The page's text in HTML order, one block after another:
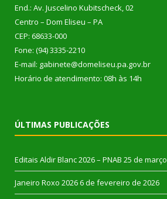
End.: Av. Juscelino Kubitscheck, 02
Centro – Dom Eliseu – PA
CEP: 68633-000
Fone: (94) 3335-2210
E-mail: gabinete@domeliseu.pa.gov.br
Horário de atendimento: 08h às 14h
ÚLTIMAS PUBLICAÇÕES
Editais Aldir Blanc 2026 – PNAB 25 de
Janeiro Roxo 2026 6 de fevereiro de 2026